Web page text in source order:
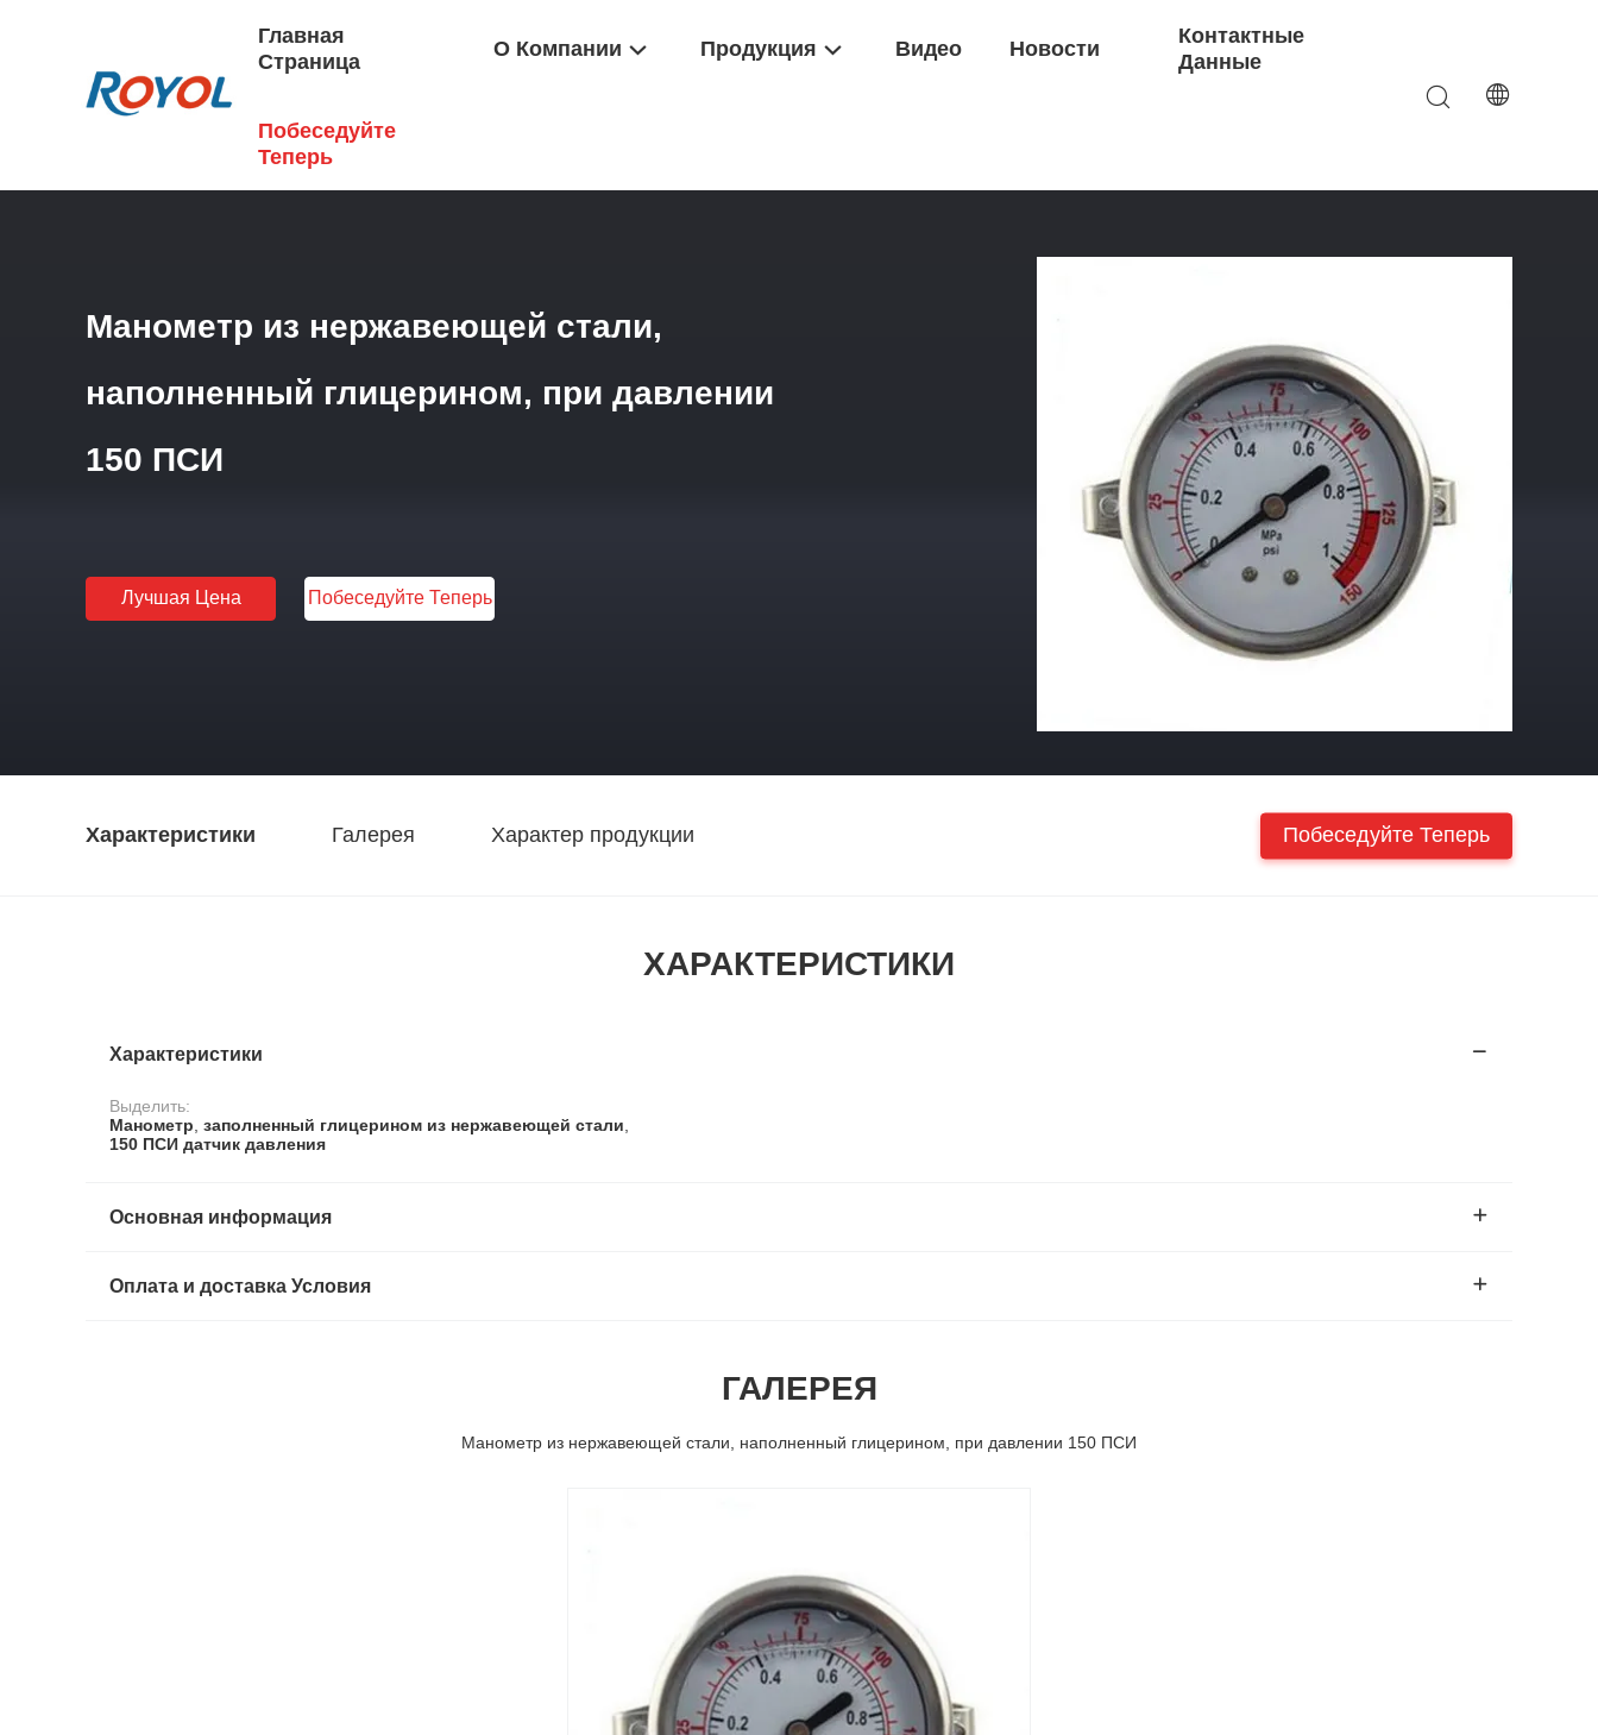
Главная
Страница
О Компании Продукция Видео Новости
Контактные
Данные
Побеседуйте
Теперь
Продукция / Манометр
Манометр из нержавеющей стали,
наполненный глицерином, при давлении
150 ПСИ
Лучшая Цена Побеседуйте Теперь
Характеристики Галерея Характер продукции Побеседуйте Теперь
ХАРАКТЕРИСТИКИ
Характеристики
Выделить:
Манометр, заполненный глицерином из нержавеющей стали,
150 ПСИ датчик давления
Основная информация
Оплата и доставка Условия
ГАЛЕРЕЯ
Манометр из нержавеющей стали, наполненный глицерином, при давлении 150 ПСИ